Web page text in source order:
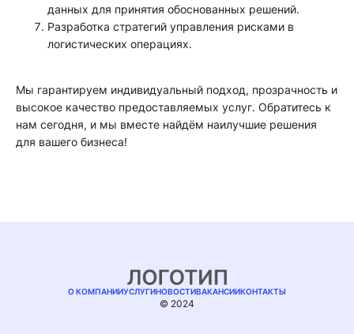
данных для принятия обоснованных решений.
Разработка стратегий управления рисками в
логистических операциях.
Мы гарантируем индивидуальный подход, прозрачность и
высокое качество предоставляемых услуг. Обратитесь к
нам сегодня, и мы вместе найдём наилучшие решения
для вашего бизнеса!
О КОМПАНИИУСЛУГИНОВОСТИВАКАНСИИКОНТАКТЫ
© 2024